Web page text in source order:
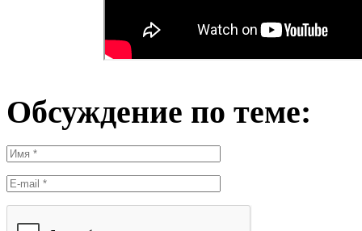
Обсуждение по теме: